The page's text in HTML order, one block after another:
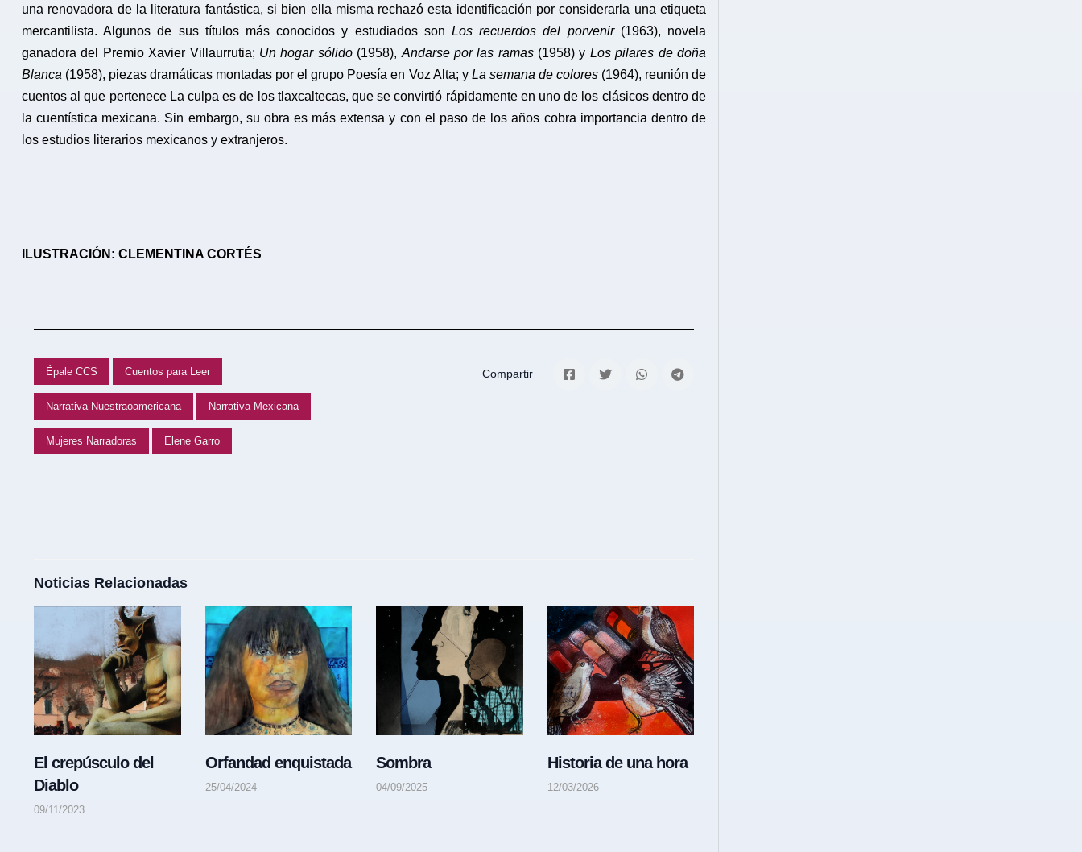
una renovadora de la literatura fantástica, si bien ella misma rechazó esta identificación por considerarla una etiqueta
mercantilista. Algunos de sus títulos más conocidos y estudiados son Los recuerdos del porvenir(1963), novela
ganadora del Premio Xavier Villaurrutia; Un hogar sólido(1958), Andarse por las ramas(1958) y Los pilares de doña
Blanca (1958), piezas dramáticas montadas por el grupo Poesía en Voz Alta; y La semana de colores(1964), reunión de
cuentos al que pertenece La culpa es de los tlaxcaltecas, que se convirtió rápidamente en uno de los clásicos dentro de
la cuentística mexicana. Sin embargo, su obra es más extensa y con el paso de los años cobra importancia dentro de
los estudios literarios mexicanos y extranjeros.
ILUSTRACIÓN: CLEMENTINA CORTÉS
Épale CCS Cuentos para Leer
Narrativa Nuestraoamericana Narrativa Mexicana
Mujeres Narradoras Elene Garro
Compartir
Noticias Relacionadas
El crepúsculo del
Diablo
09/11/2023
Orfandad enquistada
25/04/2024
Sombra
04/09/2025
Historia de una hora
12/03/2026